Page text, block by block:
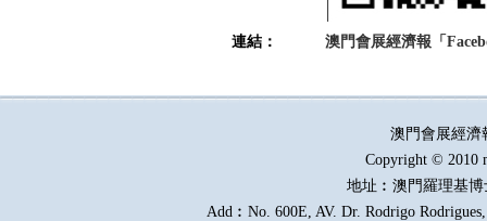
連結： 澳門會展經濟報「
澳門會展經
Copyright © 2010
地址︰澳門羅理基
Add︰No. 600E, AV. Dr. Rodrigo